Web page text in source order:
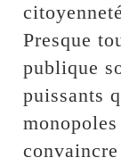
Presque
publique
puissants